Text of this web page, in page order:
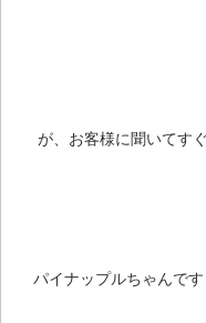
が、お客様に聞いてす
パイナップルちゃんです